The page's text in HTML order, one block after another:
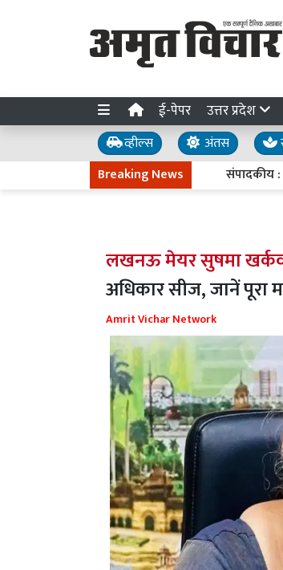
ई-पेपर उत्तर प्रदेश
व्हील्स अंतस
Breaking News
संपादकीय :
लखनऊ मेयर सुषमा
अधिकार सीज, जानें पूरा
Amrit Vichar Network